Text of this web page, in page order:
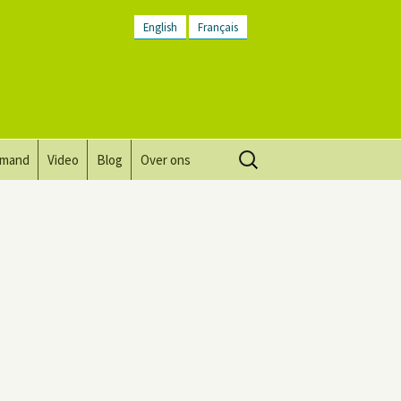
English Français
Video Blog Over ons
Zoeken
naar: